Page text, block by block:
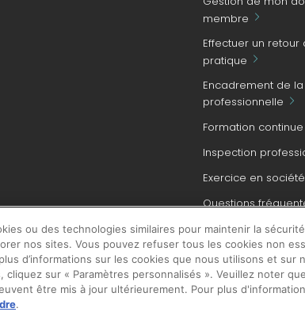
membre
Effectuer un retour
pratique
Encadrement de
professionnelle
Formation continue
Inspection
Exercice en société
Questions
professionnelles
ou des technologies similaires pour maintenir la
nos sites. Vous pouvez refuser tous les cookies non
d’informations sur les cookies que nous utilisons et sur
sur « Paramètres personnalisés ». Veuillez noter
être mis à jour ultérieurement. Pour plus
.